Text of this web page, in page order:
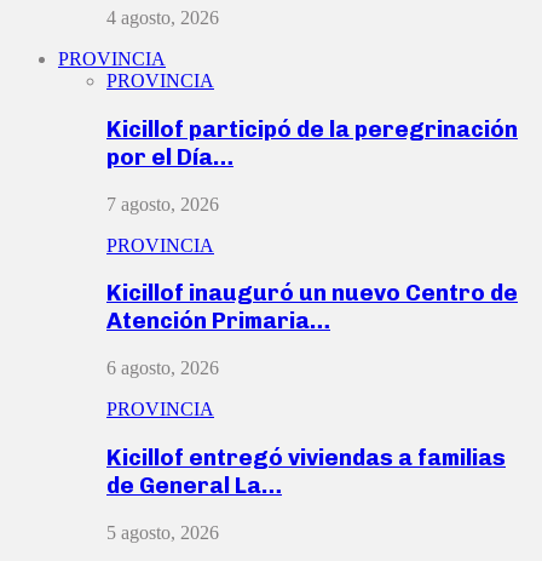
4 agosto, 2026
PROVINCIA
PROVINCIA
Kicillof participó de la peregrinación
por el Día…
7 agosto, 2026
PROVINCIA
Kicillof inauguró un nuevo Centro de
Atención Primaria…
6 agosto, 2026
PROVINCIA
Kicillof entregó viviendas a familias
de General La…
5 agosto, 2026